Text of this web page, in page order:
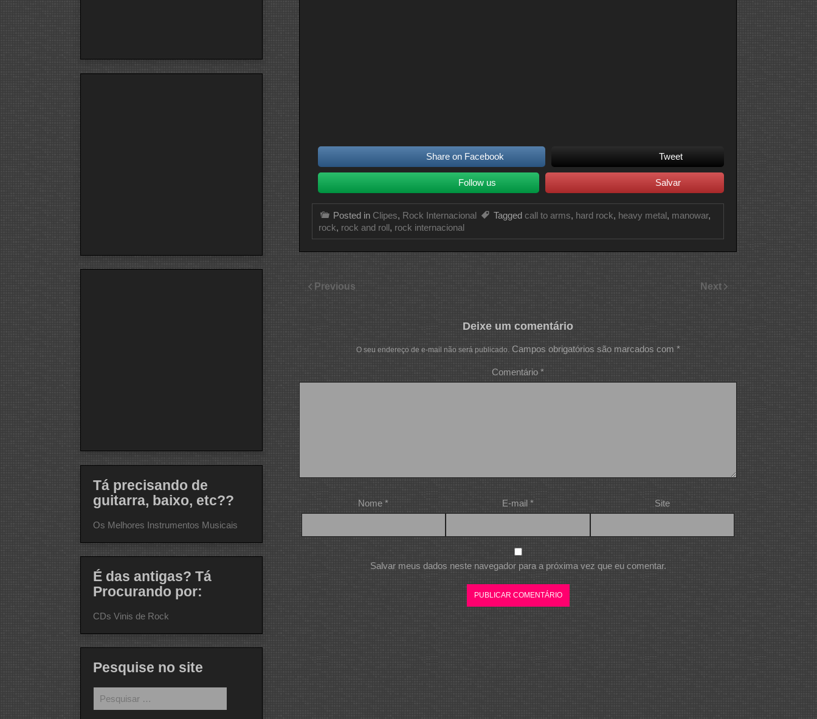
Share on Facebook Tweet
Follow us Salvar
Posted in Clipes, Rock Internacional Tagged call to arms, hard rock, heavy metal , manowar,
rock, rock and roll , rock internacional
Previous Next
Deixe um comentário
O seu endereço de e-mail não será publicado. Campos obrigatórios são marcados com *
Comentário *
Nome* E-mail * Site
Salvar meus dados neste navegador para a próxima vez que eu comentar.
Tá precisando de
guitarra, baixo, etc??
Os Melhores Instrumentos Musicais
É das antigas? Tá
Procurando por:
CDs Vinis de Rock
Pesquise no site
por: